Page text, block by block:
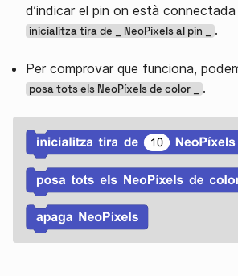
d’indicar el pin on està
inicialitza tira de _ NeoPíxels al pin _ .
Per comprovar que funciona,
posa tots els NeoPíxels de color _ .